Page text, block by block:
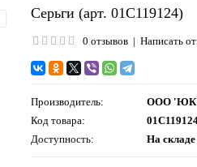
Серьги (арт. 01С119124)
0 отзывов | Написать
Производитель:
ООО 'ЮК
Код товара:
Доступность:
На складе